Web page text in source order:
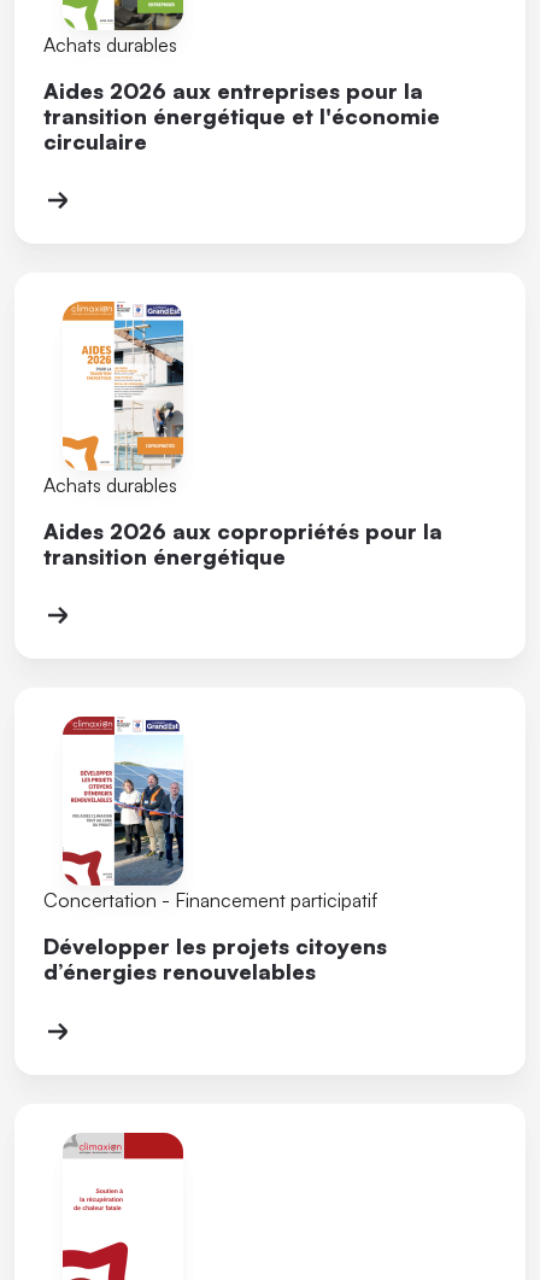
Achats durables
Aides 2026 aux entreprises pour la
transition énergétique et l'économie
circulaire
Achats durables
Aides 2026 aux copropriétés pour la
transition énergétique
Concertation - Financement participatif
Développer les projets citoyens
d’énergies renouvelables